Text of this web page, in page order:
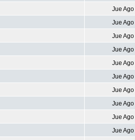
Jue
Jue
Jue
Jue
Jue
Jue
Jue
Jue
Jue
Jue